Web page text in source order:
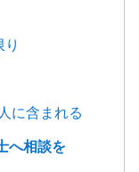
に含まれる
へ相談を